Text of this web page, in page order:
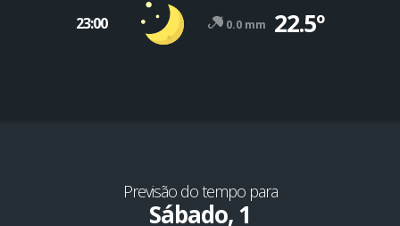
23:00 0.0 mm 22.5º
Previsão do tempo para
Sábado, 1